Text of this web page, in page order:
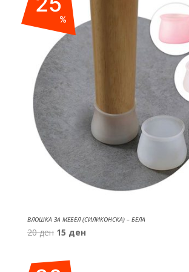
%
ВЛОШКА ЗА МЕБЕЛ (СИЛИКОНСКА) – БЕЛА
20ден Original
was:
15 денCurrent